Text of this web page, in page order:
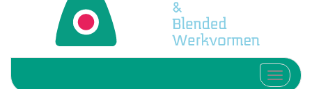
Toggle